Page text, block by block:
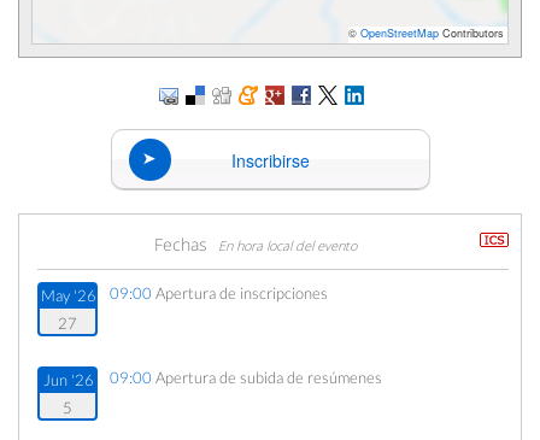
© OpenStreetMap Contributors
Inscribirse
Fechas En hora local del evento
May '26
27
09:00 Apertura de inscripciones
Jun '26
5
09:00 Apertura de subida de resúmenes